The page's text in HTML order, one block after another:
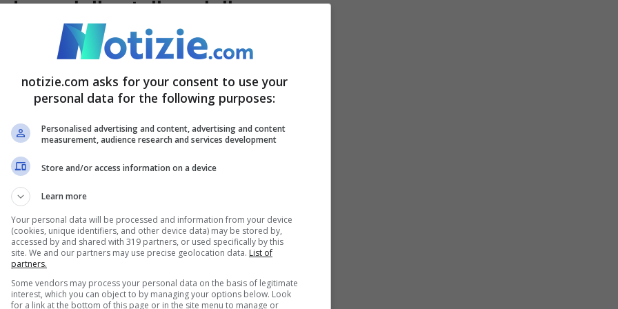
base delle stelle e della
(l’Agenzia internazionale per l’energia
dell’Ambiente Gilberto Pichetto Fratin.
messaggio inviato in apertura dell’incontro– è
natura
è bello immaginare che in un futuro non
capace di produrre energia sicura,
di
scendere in dettagli per l’appunto atomistici:
notizie.com asks for your consent to use your
personal data for the following purposes:
Personalised advertising and content, advertising and content
measurement, audience research and services development
Store and/or access information on a device
Learn more
Your personal data will be processed and information from your device
(cookies, unique identifiers, and other device data) may be stored by,
accessed by and shared with 319 partners, or used specifically by this
site. We and our partners may use precise geolocation data. List of
partners.
Some vendors may process your personal data on the basis of legitimate
interest, which you can object to by managing your options below. Look
for a link at the bottom of this page or in the site menu to manage or